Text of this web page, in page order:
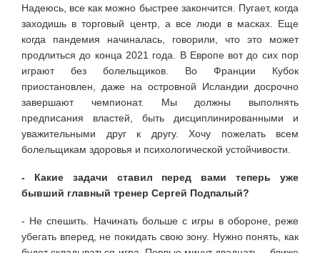
Надеюсь, все как можно быстрее закончится. Пугает, когда
заходишь в торговый центр, а все люди в масках. Еще
когда пандемия начиналась, говорили, что это может
продлиться до конца 2021 года. В Европе вот до сих пор
играют без болельщиков. Во Франции Кубок
приостановлен, даже на островной Исландии досрочно
завершают чемпионат. Мы должны выполнять
предписания властей, быть дисциплинированными и
уважительными друг к другу. Хочу пожелать всем
болельщикам здоровья и психологической устойчивости.
- Какие задачи ставил перед вами теперь уже
бывший главный тренер Сергей Подпалый?
- Не спешить. Начинать больше с игры в обороне, реже
убегать вперед, не покидать свою зону. Нужно понять, как